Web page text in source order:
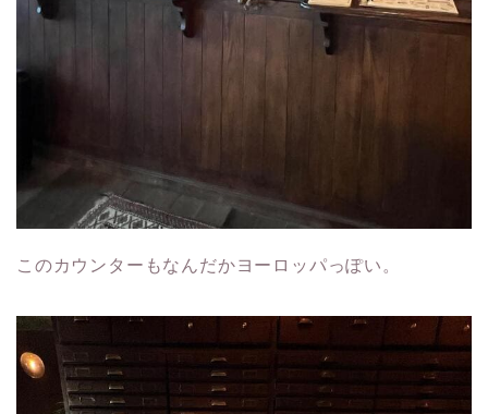
このカウンターもなんだかヨーロッパっぽい。